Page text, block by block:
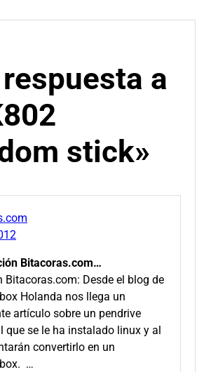
a
stick»
Bitacoras.com…
Bitacoras.com: Desde el blog de
Holanda nos llega un
artículo sobre un pendrive
que se le ha instalado linux y al
convertirlo en un
…